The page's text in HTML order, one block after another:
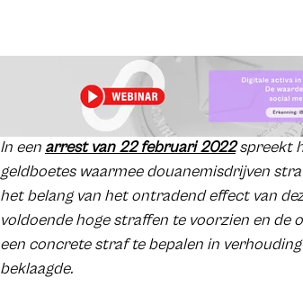
In een arrest van 22 februari 2022spreekt
geldboetes waarmee douanemisdrijven
het belang van het ontradend effect van
voldoende hoge straffen te voorzien en
een concrete straf te bepalen in
beklaagde.